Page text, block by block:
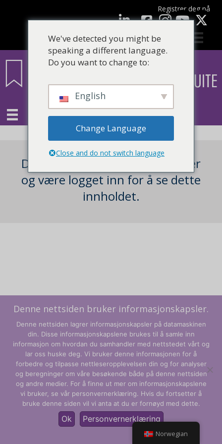
Registrer deg nå
LinkedInFacebook YouTube
Du må være en registrert bruker
og være logget inn for å se dette
innholdet.
Vilkår og betingelser
Personvernregler
© CLARITY Learning Suite Global Inc. Med enerett.
Norwegian
We've detected you might be
speaking a different language.
Do you want to change to:
English
Change Language
Close and do not switch language
Denne nettsiden bruker informasjonskapsler.
Denne nettsiden lagrer informasjonskapsler på datamaskinen
din. Disse informasjonskapslene brukes til å samle inn
informasjon om hvordan du samhandler med nettstedet vårt og
lar oss huske deg. Vi bruker denne informasjonen for å
forbedre og tilpasse nettleseropplevelsen din og for analyser
og beregninger om våre besøkende både på denne nettsiden
og andre medier. For å finne ut mer om informasjonskapslene
vi bruker, se vår personvernerklæring. Hvis du fortsetter å
bruke denne siden vil vi anta at du er fornøyd med dette.
Ok Personvernerklæring